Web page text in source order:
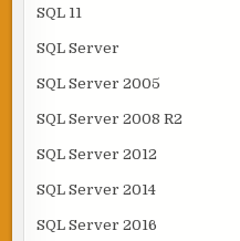
SQL 11
SQL Server
SQL Server 2005
SQL Server 2008 R2
SQL Server 2012
SQL Server 2014
SQL Server 2016